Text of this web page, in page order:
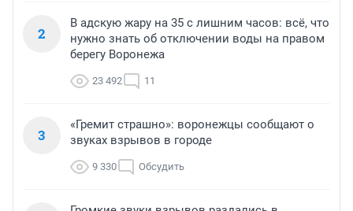
2
В адскую жару на 35 с лишним часов: всё, что
нужно знать об отключении воды на правом
берегу Воронежа
23 492 11
3
«Гремит страшно»: воронежцы сообщают о
звуках взрывов в городе
9 330 Обсудить